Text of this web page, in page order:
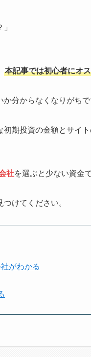
本記事では初心者にオ
分からなくなりがちで
期投資の金額とサイ
社を選ぶと少ない資金
けてください。
がわかる